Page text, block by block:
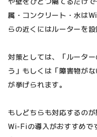
属・コンクリート・水は
らの近くにはルーターを
対策としては、「ルータ
う」もしくは「障害物が
が挙げられます。
もしどちらも対応するの
Wi-Fiの導入がおすすめで